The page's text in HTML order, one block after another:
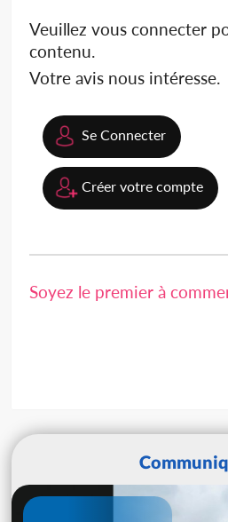
Veuillez vous connecter
contenu.
Votre avis nous intéresse.
Se Connecter
Créer votre compte
Soyez le premier à